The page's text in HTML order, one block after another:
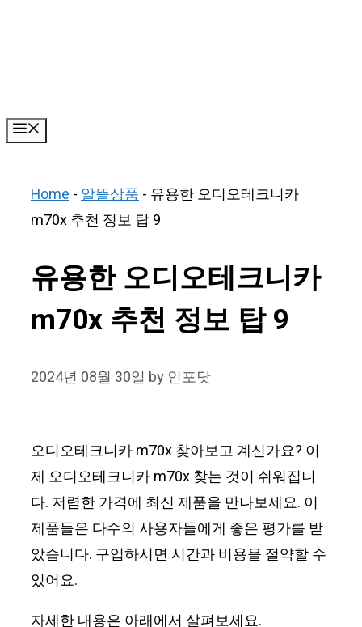
Home-알뜰상품- 유용한 오디오테크니카
m70x 추천 정보 탑 9
유용한 오디오테크니카
m70x 추천 정보 탑 9
2024년 08월 30일 by인포닷
오디오테크니카 m70x 찾아보고 계신가요? 이
제 오디오테크니카 m70x 찾는 것이 쉬워집니
다. 저렴한 가격에 최신 제품을 만나보세요. 이
제품들은 다수의 사용자들에게 좋은 평가를 받
았습니다. 구입하시면 시간과 비용을 절약할 수
있어요.
자세한 내용은 아래에서 살펴보세요.